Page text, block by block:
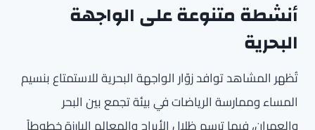
أنشطة متنوعة على الواجهة
البحرية
تُظهر المشاهد توافد زوّار الواجهة البحرية للاستمتاع بنسيم
المساء وممارسة الرياضات في بيئة تجمع بين البحر